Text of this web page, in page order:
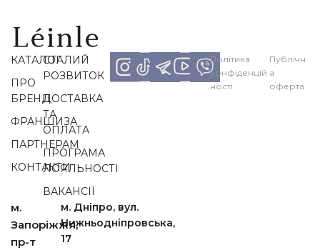
м.
Запоріжжя,
пр-т
м. Дніпро, вул.
Нижньодніпровська,
17
КАТАЛОГ
ПРО
БРЕНД
ФРАНШИЗА
ПАРТНЕРАМ
КОНТАКТИ
СТАЛИЙ
РОЗВИТОК
ДОСТАВКА
ТА
ОПЛАТА
ПРОГРАМА
ЛОЯЛЬНОСТІ
ВАКАНСІЇ
Політика
конфіденцій
ності
Публічн
а
оферта